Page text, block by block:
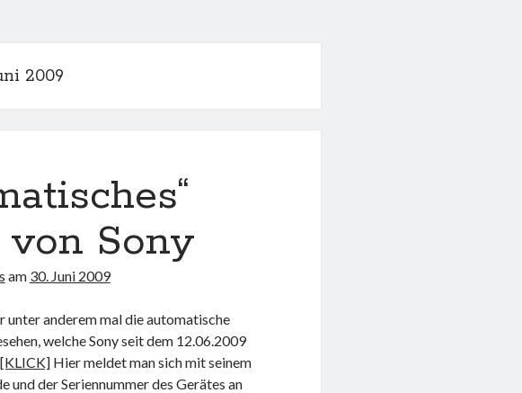
2009
Sony
am 30. Juni 2009
unter anderem mal die automatische
welche Sony seit dem 12.06.2009
[KLICK] Hier meldet man sich mit seinem
und der Seriennummer des Gerätes an